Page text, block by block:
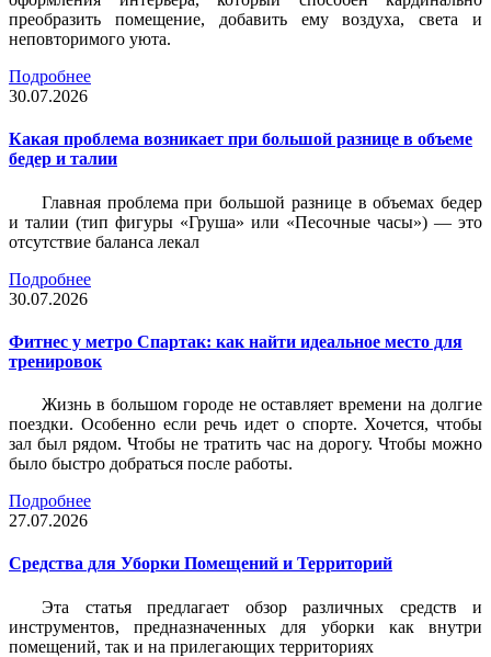
преобразить помещение, добавить ему воздуха, света и
неповторимого уюта.
Подробнее
30.07.2026
Какая проблема возникает при большой разнице в объеме
бедер и талии
Главная проблема при большой разнице в объемах бедер
и талии (тип фигуры «Груша» или «Песочные часы») — это
отсутствие баланса лекал
Подробнее
30.07.2026
Фитнес у метро Спартак: как найти идеальное место для
тренировок
Жизнь в большом городе не оставляет времени на долгие
поездки. Особенно если речь идет о спорте. Хочется, чтобы
зал был рядом. Чтобы не тратить час на дорогу. Чтобы можно
было быстро добраться после работы.
Подробнее
27.07.2026
Средства для Уборки Помещений и Территорий
Эта статья предлагает обзор различных средств и
инструментов, предназначенных для уборки как внутри
помещений, так и на прилегающих территориях